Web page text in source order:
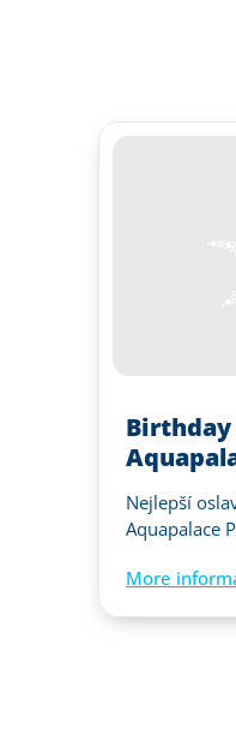
Nejlepší
Aquapalace
More